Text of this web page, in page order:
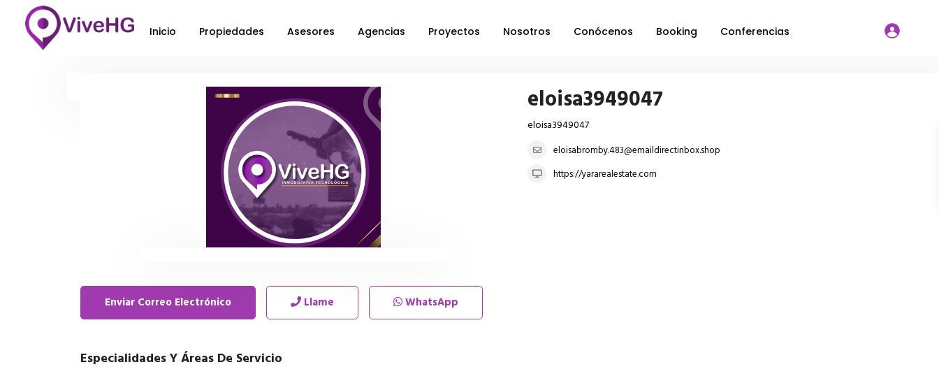
Inicio Propiedades Asesores Agencias Proyectos Nosotros Conócenos Booking Conferencias
eloisa3949047
eloisa3949047
eloisabromby.483@emaildirectinbox.shop
https://yararealestate.com
Enviar Correo Electrónico Llame WhatsApp
Especialidades Y Áreas De Servicio